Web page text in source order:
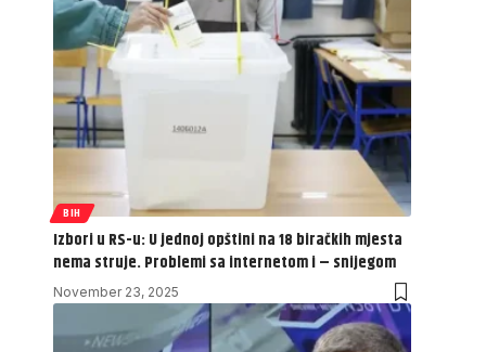
BIH
Izbori u RS-u: U jednoj opštini na 18 biračkih mjesta
nema struje. Problemi sa internetom i – snijegom
November 23, 2025